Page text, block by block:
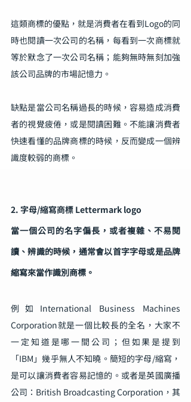
這類商標的優點，就是消費者在看到Logo的同
時也閱讀一次公司的名稱，每看到一次商標就
等於默念了一次公司名稱；能夠無時無刻加強
該公司品牌的市場記憶力。
缺點是當公司名稱過長的時候，容易造成消費
者的視覺疲倦，或是閱讀困難。不能讓消費者
快速看懂的品牌商標的時候，反而變成一個辨
識度較弱的商標。
2. 字母/縮寫商標 Lettermark logo
當一個公司的名字偏長，或者複雜、不易閱
讀、辨識的時候，通常會以首字字母或是品牌
縮寫來當作識別商標。
例如International Business Machines
Corporation就是一個比較長的全名，大家不
一定知道是哪一間公司；但如果是提到
「IBM」幾乎無人不知曉。簡短的字母/縮寫，
是可以讓消費者容易記憶的。或者是英國廣播
公司：British Broadcasting Corporation，其